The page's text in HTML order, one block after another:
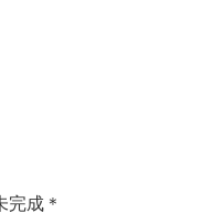
完成＊